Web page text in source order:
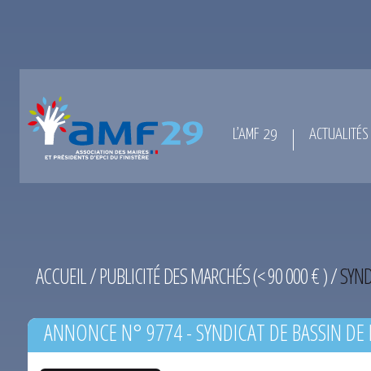
L’AMF 29 ACTUALITÉS
ACCUEIL/PUBLICITÉ DES MARCHÉS (< 90 000 € )/
ANNONCE N° 9774 - SYNDICAT DE BASSIN